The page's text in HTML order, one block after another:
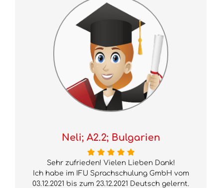
Neli; A2.2; Bulgarien
Sehr zufrieden! Vielen Lieben Dank!
Ich habe im IFU Sprachschulung GmbH vom
03.12.2021 bis zum 23.12.2021 Deutsch gelernt.